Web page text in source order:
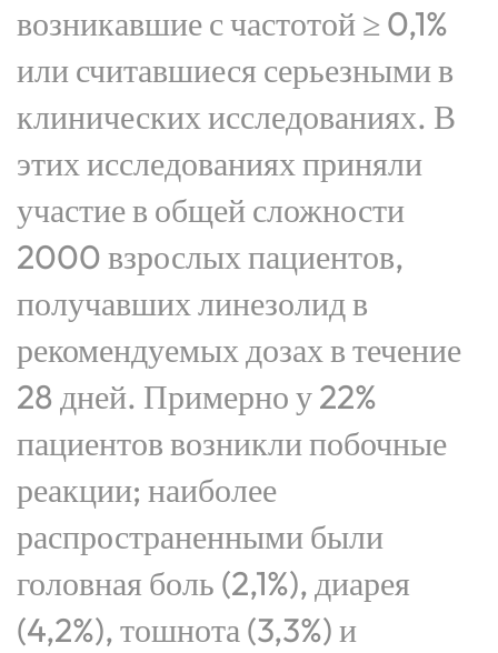
возникавшие с частотой ≥ 0,1%
или считавшиеся серьезными в
клинических исследованиях. В
этих исследованиях приняли
участие в общей сложности
2000 взрослых пациентов,
получавших линезолид в
рекомендуемых дозах в течение
28 дней. Примерно у 22%
пациентов возникли побочные
реакции; наиболее
распространенными были
головная боль (2,1%), диарея
(4,2%), тошнота (3,3%) и